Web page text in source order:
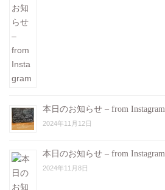
本日のお知らせ – from Instagram
2024年11月12日
本日のお知らせ – from Instagram
2024年11月8日